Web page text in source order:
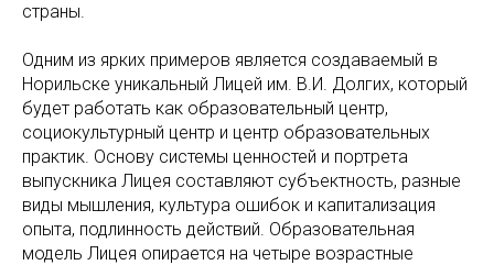
страны.
Одним из ярких примеров является создаваемый в
Норильске уникальный Лицей им. В.И. Долгих, который
будет работать как образовательный центр,
социокультурный центр и центр образовательных
практик. Основу системы ценностей и портрета
выпускника Лицея составляют субъектность, разные
виды мышления, культура ошибок и капитализация
опыта, подлинность действий. Образовательная
модель Лицея опирается на четыре возрастные